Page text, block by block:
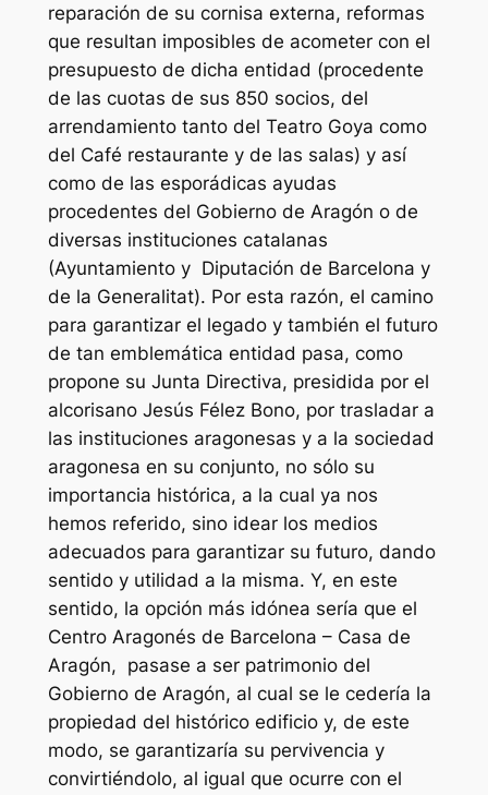
reparación de su cornisa externa, reformas
que resultan imposibles de acometer con el
presupuesto de dicha entidad (procedente
de las cuotas de sus 850 socios, del
arrendamiento tanto del Teatro Goya como
del Café restaurante y de las salas) y así
como de las esporádicas ayudas
procedentes del Gobierno de Aragón o de
diversas instituciones catalanas
(Ayuntamiento y Diputación de Barcelona y
de la Generalitat). Por esta razón, el camino
para garantizar el legado y también el futuro
de tan emblemática entidad pasa, como
propone su Junta Directiva, presidida por el
alcorisano Jesús Félez Bono, por trasladar a
las instituciones aragonesas y a la sociedad
aragonesa en su conjunto, no sólo su
importancia histórica, a la cual ya nos
hemos referido, sino idear los medios
adecuados para garantizar su futuro, dando
sentido y utilidad a la misma. Y, en este
sentido, la opción más idónea sería que el
Centro Aragonés de Barcelona – Casa de
Aragón, pasase a ser patrimonio del
Gobierno de Aragón, al cual se le cedería la
propiedad del histórico edificio y, de este
modo, se garantizaría su pervivencia y
convirtiéndolo, al igual que ocurre con el